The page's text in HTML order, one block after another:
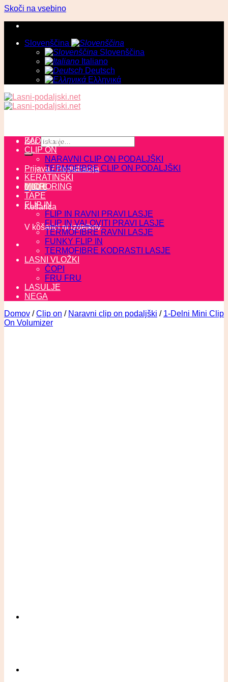
Skoči na vsebino
Slovenščina
Slovenščina
Italiano
Deutsch
Ελληνικά
Išči:
Prijava / Registracija
0,00€
Košarica
V košarici ni izdelkov.
ZADNJI KOSI
CLIP ON
NARAVNI CLIP ON PODALJŠKI
TERMOFIBRE CLIP ON PODALJŠKI
KERATINSKI
MICRORING
TAPE
FLIP IN
FLIP IN RAVNI PRAVI LASJE
FLIP IN VALOVITI PRAVI LASJE
TERMOFIBRE RAVNI LASJE
FUNKY FLIP IN
TERMOFIBRE KODRASTI LASJE
LASNI VLOŽKI
ČOPI
FRU FRU
LASULJE
NEGA
Domov / Clip on / Naravni clip on podaljški / 1-Delni Mini Clip
On Volumizer